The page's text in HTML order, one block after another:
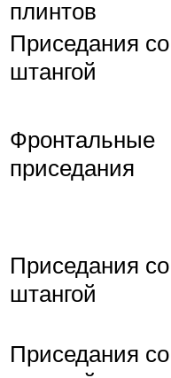
плинтов
Приседания со
штангой
Фронтальные
приседания
Приседания со
штангой
Приседания со